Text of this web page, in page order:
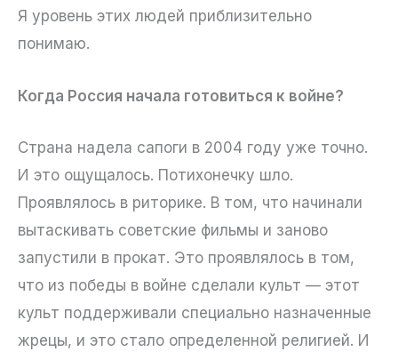
Я уровень этих людей приблизительно
понимаю.
Когда Россия начала готовиться к войне?
Страна надела сапоги в 2004 году уже точно.
И это ощущалось. Потихонечку шло.
Проявлялось в риторике. В том, что начинали
вытаскивать советские фильмы и заново
запустили в прокат. Это проявлялось в том,
что из победы в войне сделали культ — этот
культ поддерживали специально назначенные
жрецы, и это стало определенной религией. И